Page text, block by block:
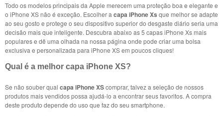
Todo os modelos principais da Apple merecem uma proteção boa e elegante e
o iPhone XS não é exceção. Escolher a capa iPhone Xs que melhor se adapte
ao seu gosto e protege o seu dispositivo superior do desgaste diário seria uma
decisão mais que inteligente. Descubra abaixo as 5 capas iPhone Xs mais
populares e dê uma olhada na nossa página onde pode criar uma bolsa
exclusiva e personalizada para iPhone XS em poucos cliques!
Qual é a melhor capa iPhone XS?
Se não souber qual capa iPhone XScomprar, talvez a seleção de nossos
produtos mais vendidos possa ajudá-lo a encontrar seus favoritos. A compra
deste produto depende do uso que faz do seu smartphone.